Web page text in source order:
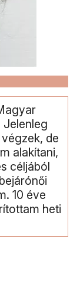
Jelenleg
de
alakítani,
céljából
10 éve
heti